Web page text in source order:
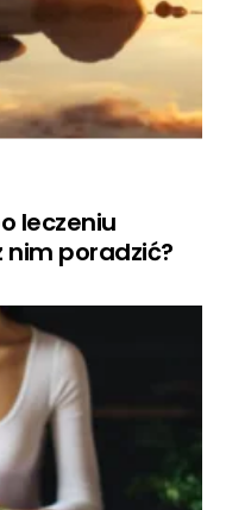
leczeniu
nim poradzić?